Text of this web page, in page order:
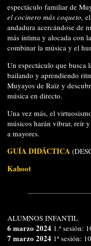
espectáculo familiar de
el cocinero más coqueto,
andadura acercándose de
más íntima y alocada con
combinar la música y el
Un espectáculo que busca
bailando y aprendiendo
Muyayos de Raïz y
música en directo.
Una vez más, el
músicos harán vibrar, reír
a mayores.
GUÍA DIDÁCTICA
Kahoot
ALUMNOS INFANTIL
6 marzo 2024 1.ª sesión:
7 marzo 2024 1ª sesión: